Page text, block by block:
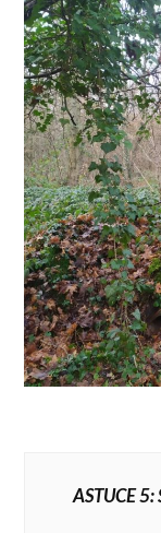
ASTUCE 5: